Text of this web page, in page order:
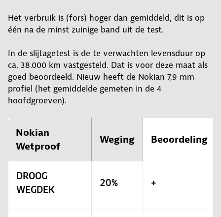
Het verbruik is (fors) hoger dan gemiddeld, dit is op
één na de minst zuinige band uit de test.
In de slijtagetest is de te verwachten levensduur op
ca. 38.000 km vastgesteld. Dat is voor deze maat als
goed beoordeeld. Nieuw heeft de Nokian 7,9 mm
profiel (het gemiddelde gemeten in de 4
hoofdgroeven).
Nokian
Wetproof
Weging Beoordeling
DROOG
WEGDEK
20% +